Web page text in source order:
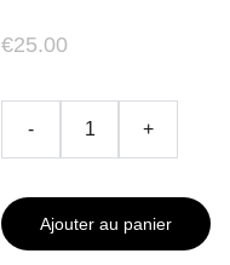
€25.00
- +
Ajouter au panier